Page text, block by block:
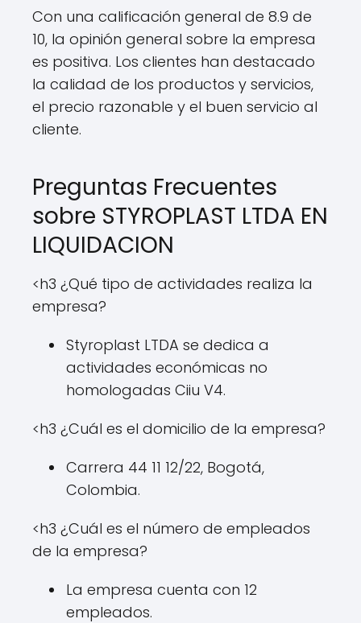
Con una calificación general de 8.9 de
10, la opinión general sobre la empresa
es positiva. Los clientes han destacado
la calidad de los productos y servicios,
el precio razonable y el buen servicio al
cliente.
Preguntas Frecuentes
sobre STYROPLAST LTDA EN
LIQUIDACION
<h3 ¿Qué tipo de actividades realiza la
empresa?
Styroplast LTDA se dedica a
actividades económicas no
homologadas Ciiu V4.
<h3 ¿Cuál es el domicilio de la empresa?
Carrera 44 11 12/22, Bogotá,
Colombia.
<h3 ¿Cuál es el número de empleados
de la empresa?
La empresa cuenta con 12
empleados.